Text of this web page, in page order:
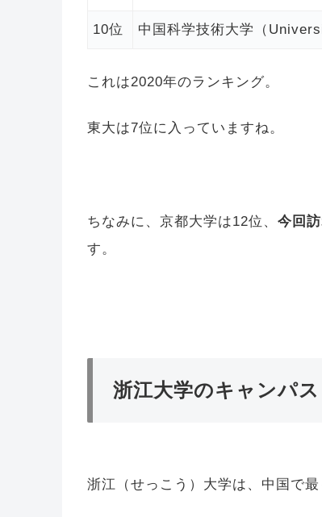
10位 中国科学技術大学（
これは2020年のランキング。
東大は7位に入っていますね。
ちなみに、京都大学は12位、 今回
す。
浙江大学のキャンパス
浙江（せっこう）大学は、中国で